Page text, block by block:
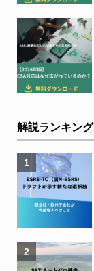
解説ランキング
1
2